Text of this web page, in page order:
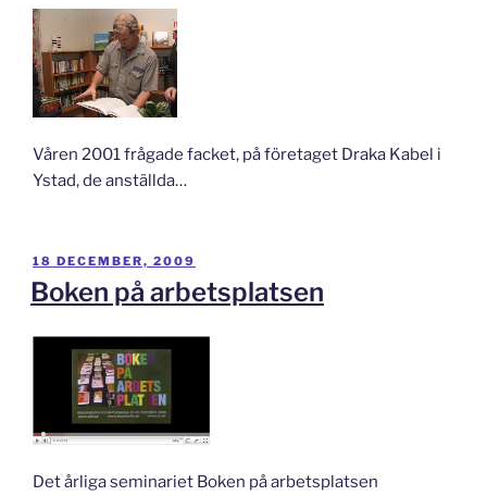
Våren 2001 frågade facket, på företaget Draka Kabel i
Ystad, de anställda…
PUBLICERAT
18 DECEMBER, 2009
Boken på arbetsplatsen
Det årliga seminariet Boken på arbetsplatsen